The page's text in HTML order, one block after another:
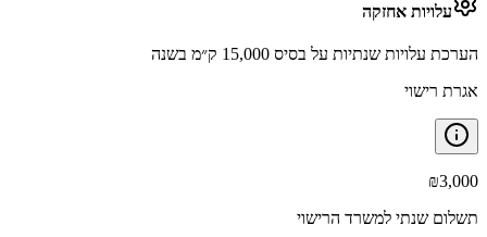
עלויות אחזקה
הערכת עלויות שנתיות על בסיס 15,000 ק״מ בשנה
אגרת רישוי
₪3,000
תשלום שנתי למשרד הרישוי